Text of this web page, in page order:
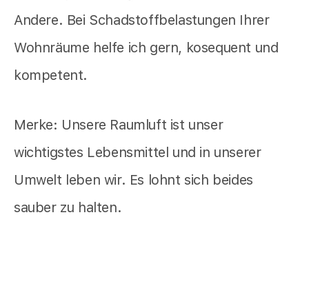
Andere. Bei Schadstoffbelastungen Ihrer
Wohnräume helfe ich gern, kosequent und
kompetent.
Merke: Unsere Raumluft ist unser
wichtigstes Lebensmittel und in unserer
Umwelt leben wir. Es lohnt sich beides
sauber zu halten.